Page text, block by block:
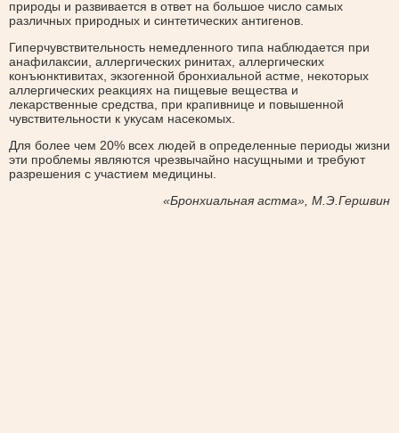
природы и развивается в ответ на большое число самых
различных природных и синтетических антигенов.
Гиперчувствительность немедленного типа наблюдается при
анафилаксии, аллергических ринитах, аллергических
конъюнктивитах, экзогенной бронхиальной астме, некоторых
аллергических реакциях на пищевые вещества и
лекарственные средства, при крапивнице и повышенной
чувствительности к укусам насекомых.
Для более чем 20% всех людей в определенные периоды жизни
эти проблемы являются чрезвычайно насущными и требуют
разрешения с участием медицины.
«Бронхиальная астма», М.Э.Гершвин